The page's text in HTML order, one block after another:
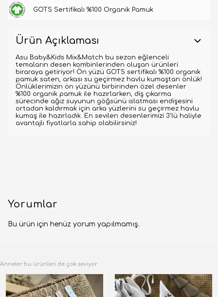
GOTS Sertifikalı %100 Organik Pamuk
Ürün Açıklaması
Asu Baby&Kids Mix&Match bu sezon eğlenceli
temaların desen kombinlerinden oluşan ürünleri
biraraya getiriyor! Ön yüzü GOTS sertifikalı %100 organik
pamuk saten, arkası su geçirmez havlu kumaştan önlük!
Önlüklerimizin ön yüzünü birbirinden özel desenler
%100 organik pamuk ile hazırlarken, diş çıkarma
sürecinde ağız suyunun göğsünü ıslatması endişesini
ortadan kaldırmak için arka yüzlerini su geçirmez havlu
kumaş ile hazırladık. En sevilen desenlerimizi 3'lü haliyle
avantajlı fiyatlarla sahip olabilirsiniz!
Yorumlar
Bu ürün için henüz yorum yapılmamış.
Anneler bu ürünleri de çok seviyor